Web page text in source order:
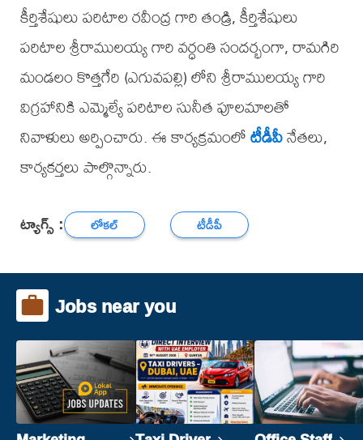
కీర్తిశేషులు పరిటాల రవీంద్ర గారి తండ్రి, కీర్తిశేషులు
పరిటాల శ్రీరాములయ్య గారి వర్ధంతి సందర్భంగా, రామగిరి
మండలం కొత్తగేరి (ఎగువపల్లి) లోని శ్రీరాములయ్య గారి
విగ్రహానికి ఎమ్మెల్యే పరిటాల సునీత పూలమాలతో
నివాళులు అర్పించారు. ఈ కార్యక్రమంలోటీడీపీనేతలు,
కార్యకర్తలు పాల్గొన్నారు.
ట్యాగ్స్ : లోకల్ టీడీపీ
Jobs near you